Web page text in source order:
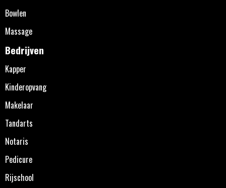
Bowlen
Massage
Bedrijven
Kapper
Kinderopvang
Makelaar
Tandarts
Notaris
Pedicure
Rijschool